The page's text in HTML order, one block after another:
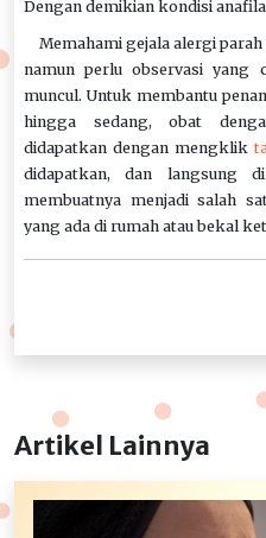
Dengan demikian kondisi
Memahami gejala alergi
namun perlu observasi yang
muncul. Untuk membantu
hingga sedang, obat
didapatkan dengan mengklik
didapatkan, dan langsung
membuatnya menjadi salah
yang ada di rumah atau bekal
Artikel Lainnya